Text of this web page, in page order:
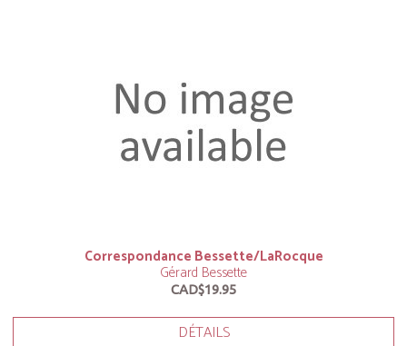
Correspondance Bessette/LaRocque
Gérard Bessette
CAD$19.95
DÉTAILS